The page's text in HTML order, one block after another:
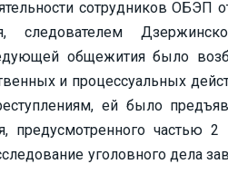
сотрудников ОБЭП
следователем
общежития было
и процессуальных
ей было
предусмотренного частью
уголовного дела